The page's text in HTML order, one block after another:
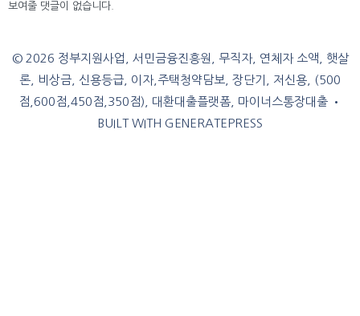
보여줄 댓글이 없습니다.
© 2026 정부지원사업, 서민금융진흥원, 무직자, 연체자 소액, 햇살
론, 비상금, 신용등급, 이자,주택청약담보, 장단기, 저신용, (500
점,600점,450점,350점), 대환대출플랫폼, 마이너스통장대출 •
BUILT WITH GENERATEPRESS